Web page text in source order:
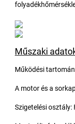
Műszaki
Működési
A motor és a
Szigetelési osztály: